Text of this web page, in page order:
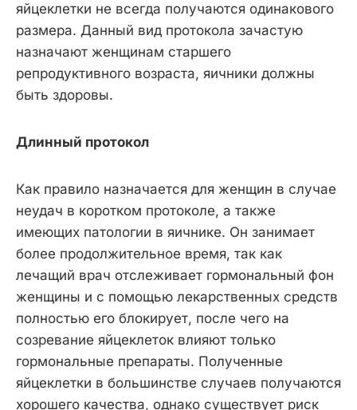
яйцеклетки не всегда получаются одинакового
размера. Данный вид протокола зачастую
назначают женщинам старшего
репродуктивного возраста, яичники должны
быть здоровы.
Длинный протокол
Как правило назначается для женщин в случае
неудач в коротком протоколе, а также
имеющих патологии в яичнике. Он занимает
более продолжительное время, так как
лечащий врач отслеживает гормональный фон
женщины и с помощью лекарственных средств
полностью его блокирует, после чего на
созревание яйцеклеток влияют только
гормональные препараты. Полученные
яйцеклетки в большинстве случаев получаются
хорошего качества, однако существует риск